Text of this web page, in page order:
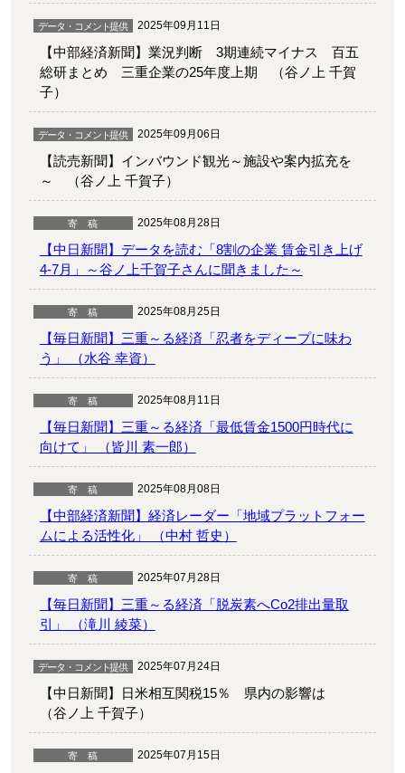
2025年09月11日
【中部経済新聞】業況判断 3期連続マイナス 百五
総研まとめ 三重企業の25年度上期 （谷ノ上 千賀
子）
2025年09月06日
【読売新聞】インバウンド観光～施設や案内拡充を
～ （谷ノ上 千賀子）
2025年08月28日
【中日新聞】データを読む「8割の企業 賃金引き上げ
4-7月」～谷ノ上千賀子さんに聞きました～
2025年08月25日
【毎日新聞】三重～る経済「忍者をディープに味わ
う」 （水谷 幸資）
2025年08月11日
【毎日新聞】三重～る経済「最低賃金1500円時代に
向けて」 （皆川 素一郎）
2025年08月08日
【中部経済新聞】経済レーダー「地域プラットフォー
ムによる活性化」 （中村 哲史）
2025年07月28日
【毎日新聞】三重～る経済「脱炭素へCo2排出量取
引」 （滝川 綾菜）
2025年07月24日
【中日新聞】日米相互関税15％ 県内の影響は
（谷ノ上 千賀子）
2025年07月15日